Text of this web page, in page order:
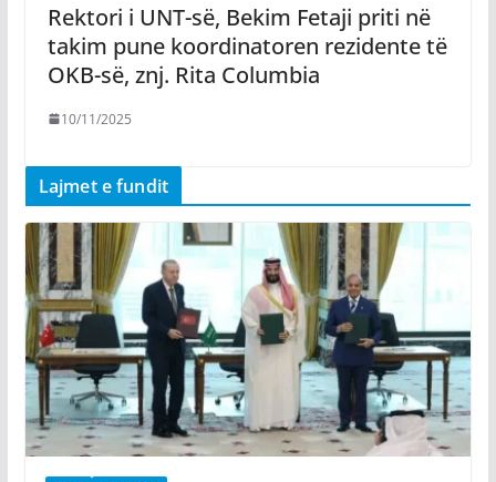
Rektori i UNT-së, Bekim Fetaji priti në
takim pune koordinatoren rezidente të
OKB-së, znj. Rita Columbia
10/11/2025
Lajmet e fundit